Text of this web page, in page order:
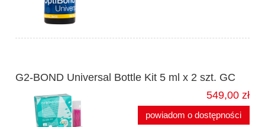
G2-BOND Universal Bottle Kit 5 ml x 2 szt. GC
549,00 zł
powiadom o dostępności